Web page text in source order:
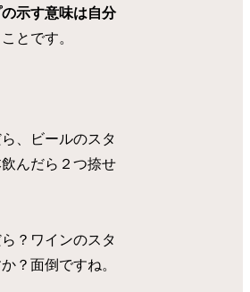
示す意味は自分
とです。
、ビールのスタ
んだら２つ捺せ
？ワインのスタ
？面倒ですね。